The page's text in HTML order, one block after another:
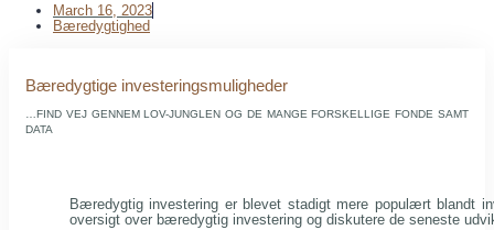
March 16, 2023
Bæredygtighed
Bæredygtige investeringsmuligheder
…FIND VEJ GENNEM LOV-JUNGLEN OG DE MANGE FORSKELLIGE FONDE SAMT
DATA
Bæredygtig investering er blevet stadigt mere populært blandt
oversigt over bæredygtig investering og diskutere de seneste